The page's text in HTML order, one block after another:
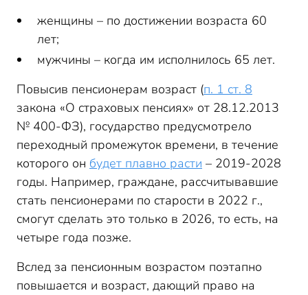
женщины – по достижении возраста 60
лет;
мужчины – когда им исполнилось 65 лет.
Повысив пенсионерам возраст (п. 1 ст. 8
закона «О страховых пенсиях» от 28.12.2013
№ 400-ФЗ), государство предусмотрело
переходный промежуток времени, в течение
которого он будет плавно расти – 2019-2028
годы. Например, граждане, рассчитывавшие
стать пенсионерами по старости в 2022 г.,
смогут сделать это только в 2026, то есть, на
четыре года позже.
Вслед за пенсионным возрастом поэтапно
повышается и возраст, дающий право на